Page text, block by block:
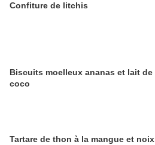
Confiture de litchis
Biscuits moelleux ananas et lait de
coco
Tartare de thon à la mangue et noix